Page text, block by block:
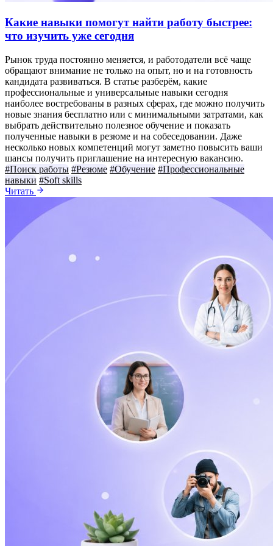
Какие навыки помогут найти работу быстрее:
что изучить уже сегодня
Рынок труда постоянно меняется, и работодатели всё чаще
обращают внимание не только на опыт, но и на готовность
кандидата развиваться. В статье разберём, какие
профессиональные и универсальные навыки сегодня
наиболее востребованы в разных сферах, где можно получить
новые знания бесплатно или с минимальными затратами, как
выбрать действительно полезное обучение и показать
полученные навыки в резюме и на собеседовании. Даже
несколько новых компетенций могут заметно повысить ваши
шансы получить приглашение на интересную вакансию.
#Поиск работы #Резюме #Обучение #Профессиональные
навыки #Soft skills
Читать